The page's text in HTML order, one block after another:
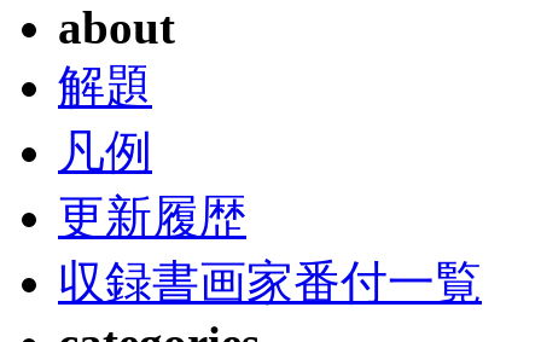
about
解題
凡例
更新履歴
収録書画家番付一覧